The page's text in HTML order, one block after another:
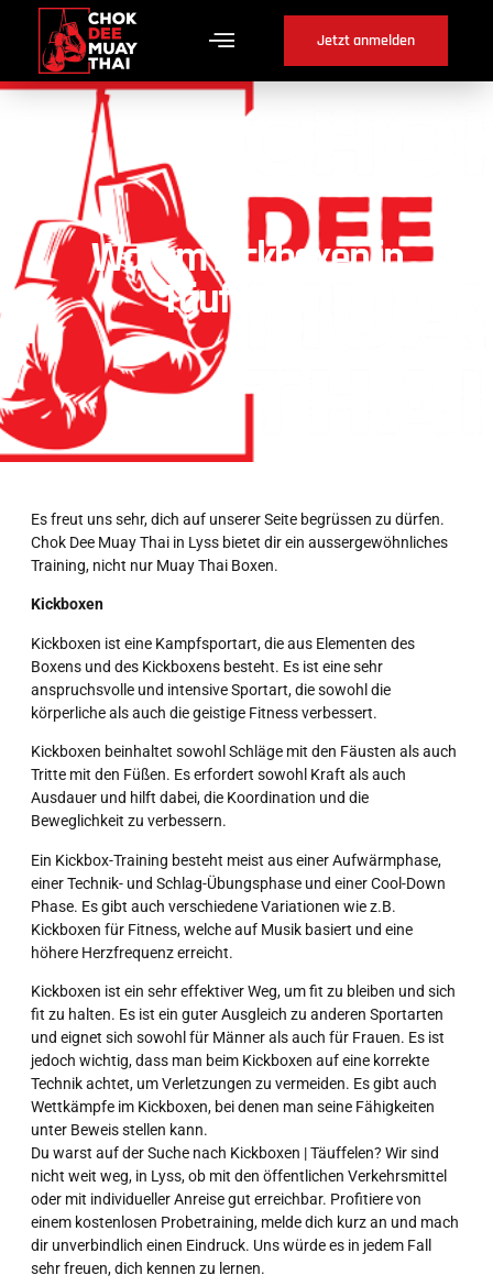
Jetzt anmelden
Warum Kickboxen in
Täuffelen ?
Es freut uns sehr, dich auf unserer Seite begrüssen zu dürfen.
Chok Dee Muay Thai in Lyss bietet dir ein aussergewöhnliches
Training, nicht nur Muay Thai Boxen.
Kickboxen
Kickboxen ist eine Kampfsportart, die aus Elementen des
Boxens und des Kickboxens besteht. Es ist eine sehr
anspruchsvolle und intensive Sportart, die sowohl die
körperliche als auch die geistige Fitness verbessert.
Kickboxen beinhaltet sowohl Schläge mit den Fäusten als auch
Tritte mit den Füßen. Es erfordert sowohl Kraft als auch
Ausdauer und hilft dabei, die Koordination und die
Beweglichkeit zu verbessern.
Ein Kickbox-Training besteht meist aus einer Aufwärmphase,
einer Technik- und Schlag-Übungsphase und einer Cool-Down
Phase. Es gibt auch verschiedene Variationen wie z.B.
Kickboxen für Fitness, welche auf Musik basiert und eine
höhere Herzfrequenz erreicht.
Kickboxen ist ein sehr effektiver Weg, um fit zu bleiben und sich
fit zu halten. Es ist ein guter Ausgleich zu anderen Sportarten
und eignet sich sowohl für Männer als auch für Frauen. Es ist
jedoch wichtig, dass man beim Kickboxen auf eine korrekte
Technik achtet, um Verletzungen zu vermeiden. Es gibt auch
Wettkämpfe im Kickboxen, bei denen man seine Fähigkeiten
unter Beweis stellen kann.
Du warst auf der Suche nach Kickboxen | Täuffelen? Wir sind
nicht weit weg, in Lyss, ob mit den öffentlichen Verkehrsmittel
oder mit individueller Anreise gut erreichbar. Profitiere von
einem kostenlosen Probetraining, melde dich kurz an und mach
dir unverbindlich einen Eindruck. Uns würde es in jedem Fall
sehr freuen, dich kennen zu lernen.